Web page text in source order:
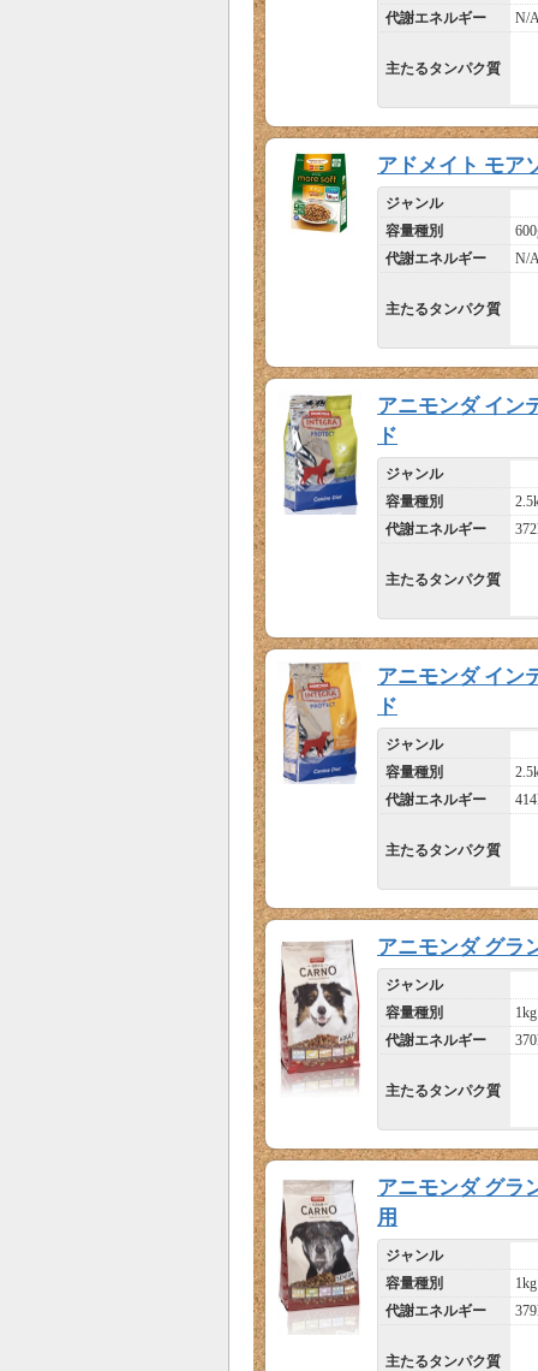
代謝エネルギー
N/
主たるタンパク質
アドメイト モア
ジャンル
容量種別
代謝エネルギー
N/
主たるタンパク質
アニモンダ イン
ド
ジャンル
容量種別
代謝エネルギー
主たるタンパク質
アニモンダ イン
ド
ジャンル
容量種別
代謝エネルギー
主たるタンパク質
アニモンダ グラ
ジャンル
容量種別
代謝エネルギー
主たるタンパク質
アニモンダ グラ
用
ジャンル
容量種別
代謝エネルギー
主たるタンパク質